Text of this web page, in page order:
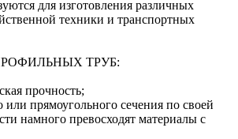
для изготовления различных
техники и транспортных
ТРУБ:
прочность;
или прямоугольного сечения по своей
намного превосходят материалы с